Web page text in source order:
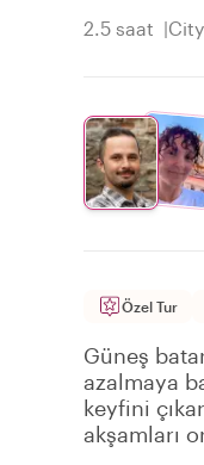
2.5 saat
Özel Tur
Güneş
azalmaya
keyfini
akşamları